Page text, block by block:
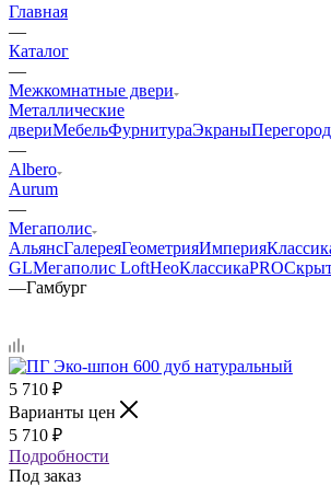
Главная
—
Каталог
—
Межкомнатные двери
Металлические
двериМебельФурнитураЭкраны
—
Albero
Aurum
—
Мегаполис
АльянсГалереяГеометрияИмперия
GLМегаполис LoftНеоКлассикаPRO
—Гамбург
5 710 ₽
Варианты цен
5 710 ₽
Подробности
Под заказ